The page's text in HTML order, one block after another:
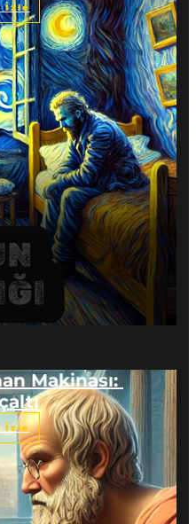
İzle
Makinası:
İzle